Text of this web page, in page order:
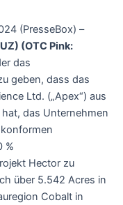
(PresseBox) –
(OTC Pink:
das
geben, dass das
Ltd. („Apex“) aus
das Unternehmen
%
Hector zu
über 5.542 Acres in
Cobalt in